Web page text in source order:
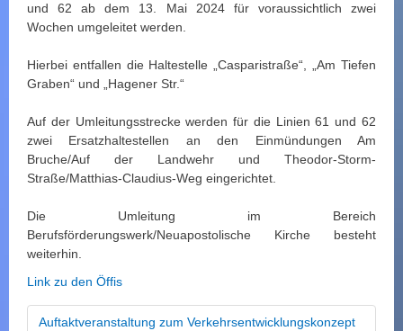
und 62 ab dem 13. Mai 2024 für voraussichtlich zwei
Wochen umgeleitet werden.
Hierbei entfallen die Haltestelle „Casparistraße“, „Am Tiefen
Graben“ und „Hagener Str.“
Auf der Umleitungsstrecke werden für die Linien 61 und 62
zwei Ersatzhaltestellen an den Einmündungen Am
Bruche/Auf der Landwehr und Theodor-Storm-
Straße/Matthias-Claudius-Weg eingerichtet.
Die Umleitung im Bereich
Berufsförderungswerk/Neuapostolische Kirche besteht
weiterhin.
Link zu den Öffis
Auftaktveranstaltung zum Verkehrsentwicklungskonzept